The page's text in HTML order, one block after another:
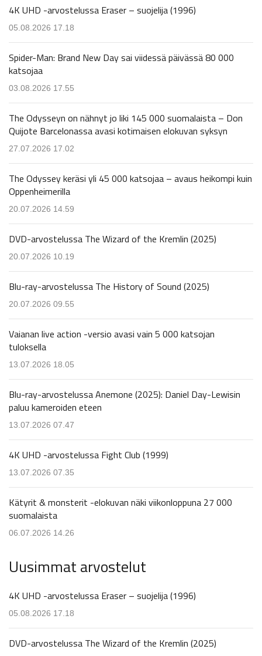
4K UHD -arvostelussa Eraser – suojelija (1996)
05.08.2026 17.18
Spider-Man: Brand New Day sai viidessä päivässä 80 000
katsojaa
03.08.2026 17.55
The Odysseyn on nähnyt jo liki 145 000 suomalaista – Don
Quijote Barcelonassa avasi kotimaisen elokuvan syksyn
27.07.2026 17.02
The Odyssey keräsi yli 45 000 katsojaa – avaus heikompi kuin
Oppenheimerilla
20.07.2026 14.59
DVD-arvostelussa The Wizard of the Kremlin (2025)
20.07.2026 10.19
Blu-ray-arvostelussa The History of Sound (2025)
20.07.2026 09.55
Vaianan live action -versio avasi vain 5 000 katsojan
tuloksella
13.07.2026 18.05
Blu-ray-arvostelussa Anemone (2025): Daniel Day-Lewisin
paluu kameroiden eteen
13.07.2026 07.47
4K UHD -arvostelussa Fight Club (1999)
13.07.2026 07.35
Kätyrit & monsterit -elokuvan näki viikonloppuna 27 000
suomalaista
06.07.2026 14.26
Uusimmat arvostelut
4K UHD -arvostelussa Eraser – suojelija (1996)
05.08.2026 17.18
DVD-arvostelussa The Wizard of the Kremlin (2025)